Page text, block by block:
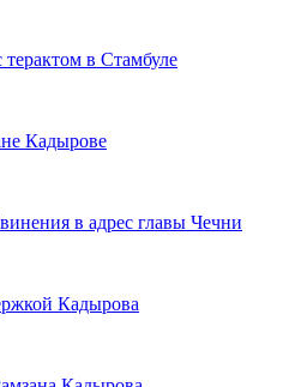
в Стамбуле
Кадырове
в адрес главы Чечни
Кадырова